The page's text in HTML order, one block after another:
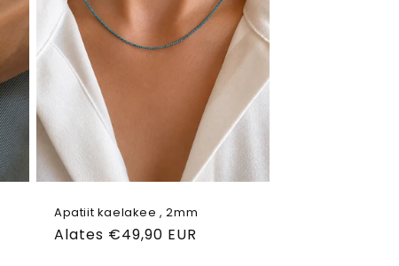
Apatiit kaelakee , 2mm
Tavahind
Alates €49,90 EUR